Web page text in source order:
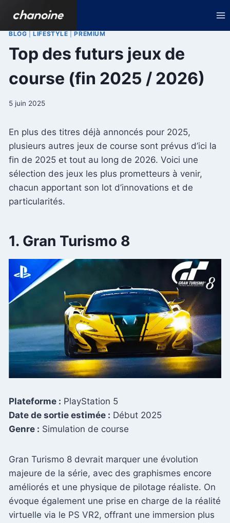
contenu
BLOG |LIFESTYLE |PREMIUM
Top des futurs jeux de
course (fin 2025 / 2026)
5 juin 2025
En plus des titres déjà annoncés pour 2025,
plusieurs autres jeux de course sont prévus d’ici la
fin de 2025 et tout au long de 2026. Voici une
sélection des jeux les plus prometteurs à venir,
chacun apportant son lot d’innovations et de
particularités.
1. Gran Turismo 8
Plateforme : PlayStation 5
Date de sortie estimée : Début 2025
Genre : Simulation de course
Gran Turismo 8 devrait marquer une évolution
majeure de la série, avec des graphismes encore
améliorés et une physique de pilotage réaliste. On
évoque également une prise en charge de la réalité
virtuelle via le PS VR2, offrant une immersion plus